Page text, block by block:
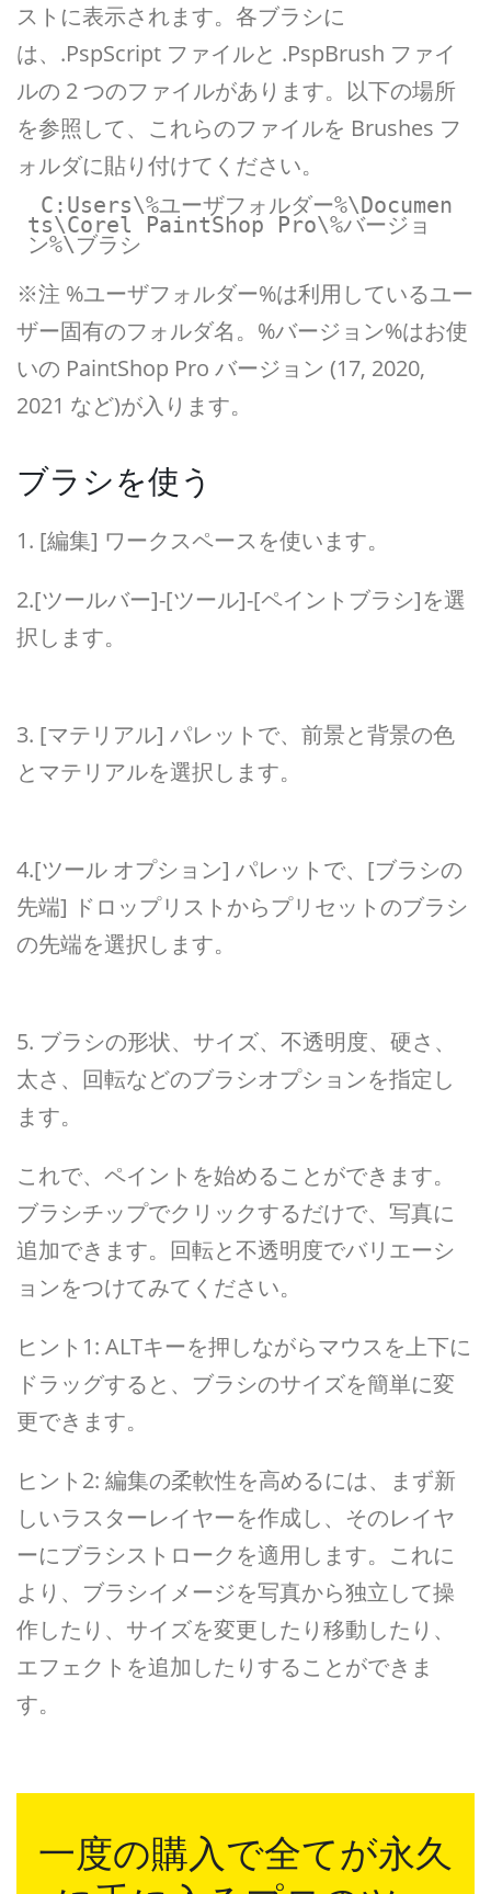
ストに表示されます。各ブラシに
は、.PspScript ファイルと .PspBrush ファイ
ルの 2 つのファイルがあります。以下の場所
を参照して、これらのファイルを Brushes フ
ォルダに貼り付けてください。
ts\Corel PaintShop Pro\%バージョ
ン%\ブラシ
※注 %ユーザフォルダー%は利用しているユー
ザー固有のフォルダ名。%バージョン%はお使
いの PaintShop Pro バージョン (17, 2020,
2021 など)が入ります。
ブラシを使う
1. [編集] ワークスペースを使います。
2.[ツールバー]-[ツール]-[ペイントブラシ]を選
択します。
3. [マテリアル] パレットで、前景と背景の色
とマテリアルを選択します。
4.[ツール オプション] パレットで、[ブラシの
先端] ドロップリストからプリセットのブラシ
の先端を選択します。
5. ブラシの形状、サイズ、不透明度、硬さ、
太さ、回転などのブラシオプションを指定し
ます。
これで、ペイントを始めることができます。
ブラシチップでクリックするだけで、写真に
追加できます。回転と不透明度でバリエーシ
ョンをつけてみてください。
ヒント1: ALTキーを押しながらマウスを上下に
ドラッグすると、ブラシのサイズを簡単に変
更できます。
ヒント2: 編集の柔軟性を高めるには、まず新
しいラスターレイヤーを作成し、そのレイヤ
ーにブラシストロークを適用します。これに
より、ブラシイメージを写真から独立して操
作したり、サイズを変更したり移動したり、
エフェクトを追加したりすることができま
す。
一度の購入で全てが永久